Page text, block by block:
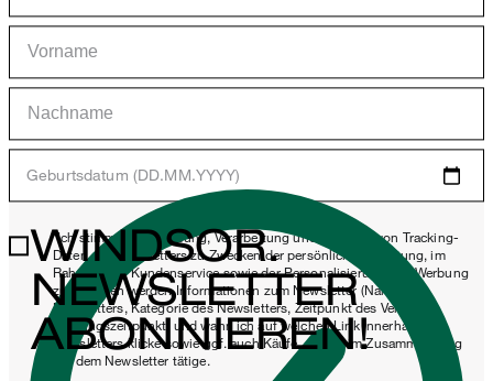
Geburtsdatum (DD.MM.YYYY)
*Ich stimme der Erhebung, Verarbeitung und Nutzung von Tracking-
Daten des Newsletters zu Zwecken der persönlichen Beratung, im
Rahmen des Kundenservice sowie der Personalisierung von Werbung
zu. Erhoben werden Informationen zum Newsletter (Name des
Newsletters, Kategorie des Newsletters, Zeitpunkt des Versands,
Öffnungszeitpunkt) und wann ich auf welchen Link innerhalb des
Newsletters klicke sowie ggf. auch Käufe, die ich im Zusammenhang
mit dem Newsletter tätige.
WINDSOR.
NEWSLETTER
ABONNIEREN!